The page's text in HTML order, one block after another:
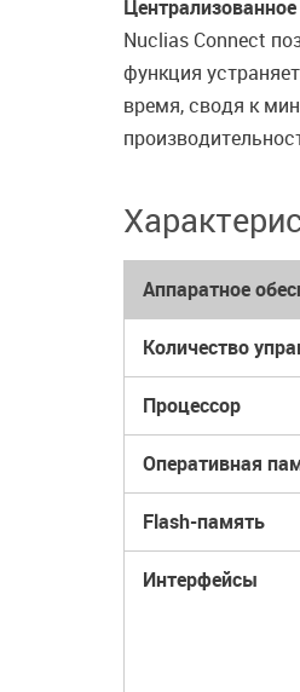
Nuclias Connect
функция
время, сводя к
Аппаратное
Количество
Процессор
Оперативная
Flash-память
Интерфейсы